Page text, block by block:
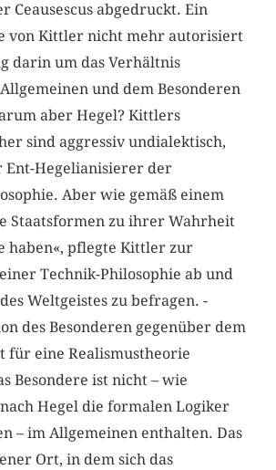
­Ceausescus abgedruckt. Ein
von Kittler nicht mehr autorisiert
darin um das Verhältnis
und dem Besonderen
aber Hegel? Kittlers
sind aggressiv undialektisch,
Hegelianisierer der
Aber wie gemäß einem
Staatsformen zu ihrer Wahrheit
haben«, pflegte Kittler zur
Technik-Philosophie ab und
Weltgeistes zu befragen.
des Besonderen gegenüber dem
für eine Realismustheorie
Besondere ist nicht – wie
Hegel die formalen Logiker
– im Allgemeinen ­enthalten. Das
Ort, in dem sich das